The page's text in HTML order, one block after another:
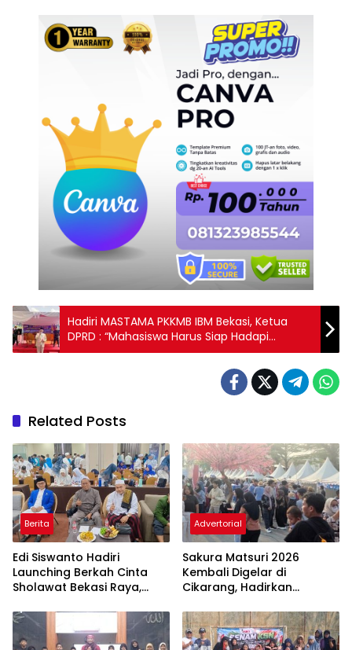
Hadiri MASTAMA PKKMB IBM Bekasi, Ketua
DPRD : “Mahasiswa Harus Siap Hadapi
Tantangan Wujudkan Indonesia Emas 2045.”
Related Posts
Berita
Edi Siswanto Hadiri
Launching Berkah Cinta
Sholawat Bekasi Raya,
yang Amanah
Advertorial
Sakura Matsuri 2026
Kembali Digelar di
Cikarang, Hadirkan
Indonesia dan Jepang